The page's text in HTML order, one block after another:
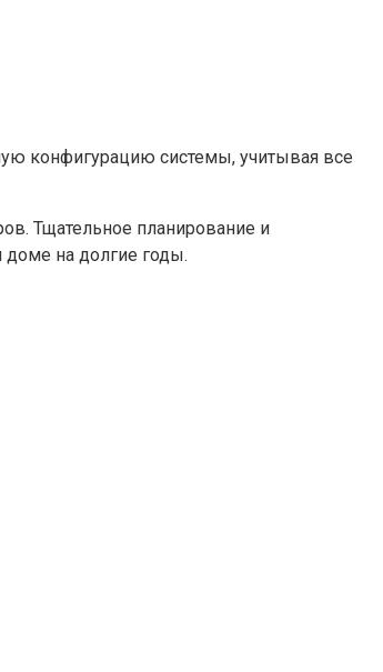
конфигурацию системы, учитывая все
Тщательное планирование и
на долгие годы.